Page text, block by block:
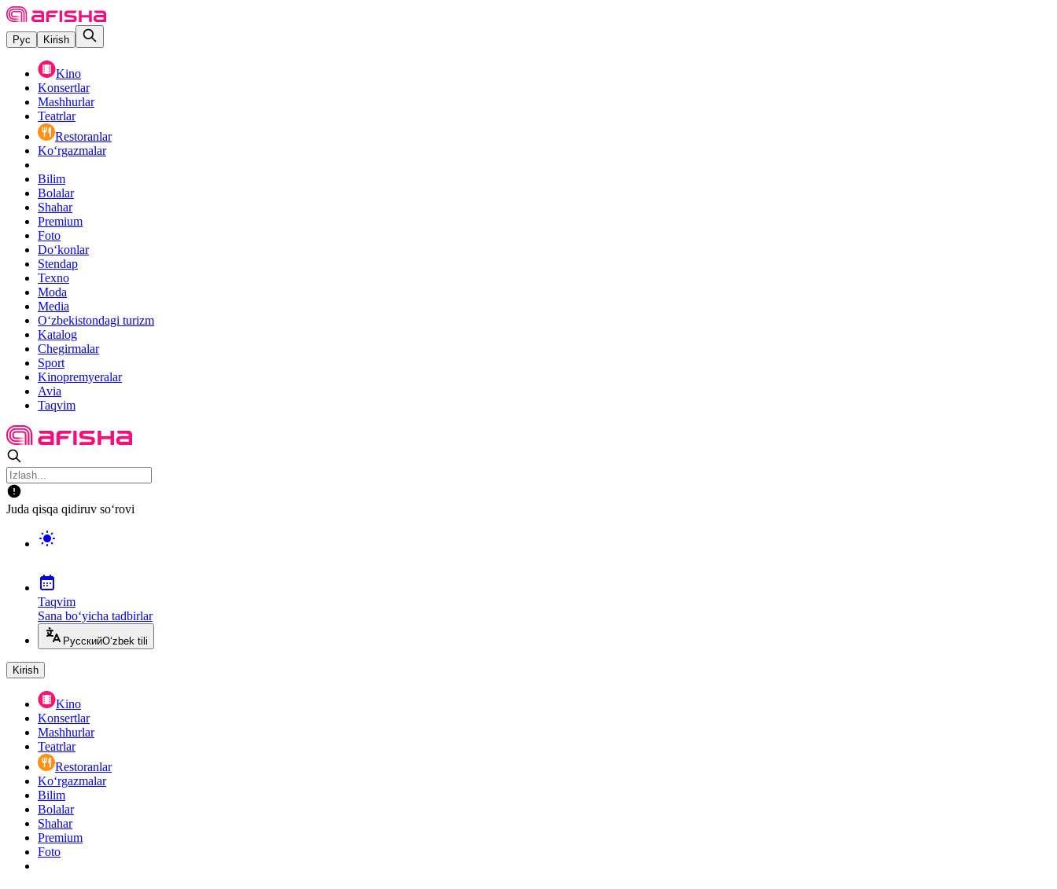
Рус Kirish
Kino
Konsertlar
Mashhurlar
Teatrlar
Restoranlar
Ko‘rgazmalar
Bilim
Bolalar
Shahar
Premium
Foto
Do‘konlar
Stendap
Texno
Moda
Media
O‘zbekistondagi turizm
Katalog
Chegirmalar
Sport
Kinopremyeralar
Avia
Taqvim
Juda qisqa qidiruv so‘rovi
Taqvim
Sana bo‘yicha tadbirlar
РусскийO‘zbek tili
Kirish
Kino
Konsertlar
Mashhurlar
Teatrlar
Restoranlar
Ko‘rgazmalar
Bilim
Bolalar
Shahar
Premium
Foto